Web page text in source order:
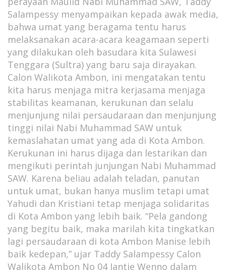
Salampessy menyampaikan kepada awak media,
bahwa umat yang beragama tentu harus
melaksanakan acara-acara keagamaan seperti
yang dilakukan oleh basudara kita Sulawesi
Tenggara (Sultra) yang baru saja dirayakan.
Calon Walikota Ambon, ini mengatakan tentu
kita harus menjaga mitra kerjasama menjaga
stabilitas keamanan, kerukunan dan selalu
menjunjung nilai persaudaraan dan menjunjung
tinggi nilai Nabi Muhammad SAW untuk
kemaslahatan umat yang ada di Kota Ambon.
Kerukunan ini harus dijaga dan lestarikan dan
mengikuti perintah junjungan Nabi Muhammad
SAW. Karena beliau adalah teladan, panutan
untuk umat, bukan hanya muslim tetapi umat
Yahudi dan Kristiani tetap menjaga solidaritas
di Kota Ambon yang lebih baik. “Pela gandong
yang begitu baik, maka marilah kita tingkatkan
lagi persaudaraan di kota Ambon Manise lebih
baik kedepan,” ujar Taddy Salampessy Calon
Walikota Ambon No 04 Jantje Wenno dalam